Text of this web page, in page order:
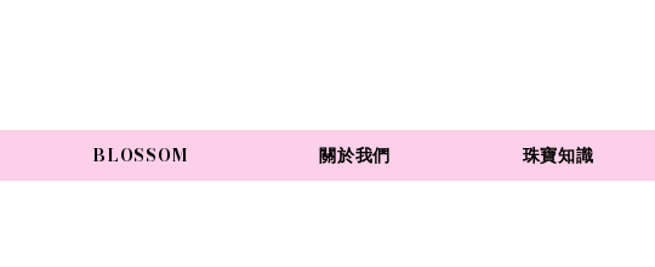
BLOSSOM 關於我們 珠寶知識